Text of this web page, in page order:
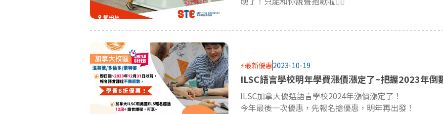
⚡最新優惠2023-10-19
ILSC語言學校明年學費漲價漲定了~把握2023年倒
ILSC加拿大優選語言學校2024年漲價漲定了！
今年最後一次優惠，先報名搶優惠，明年再出發！